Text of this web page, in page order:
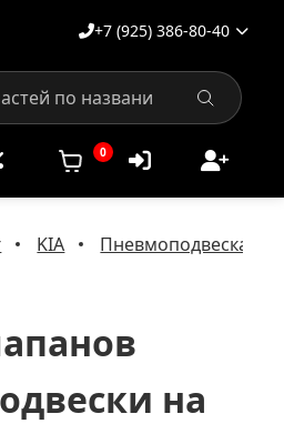
+7 (925) 386-80-40
0
KIA Пневмоподвеска на
на